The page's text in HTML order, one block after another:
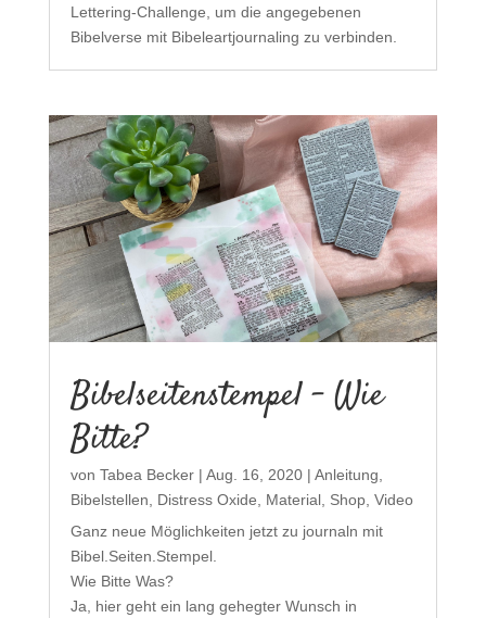
Lettering-Challenge, um die angegebenen
Bibelverse mit Bibeleartjournaling zu verbinden.
Bibelseitenstempel – Wie
Bitte?
von Tabea Becker| Aug. 16, 2020| Anleitung,
Bibelstellen, Distress Oxide, Material, Shop, Video
Ganz neue Möglichkeiten jetzt zu journaln mit
Bibel.Seiten.Stempel.
Wie Bitte Was?
Ja, hier geht ein lang gehegter Wunsch in